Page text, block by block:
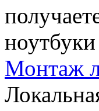
Монтаж